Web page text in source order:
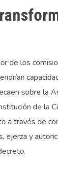
de los
sobre la
de la
a través de
ejerza y